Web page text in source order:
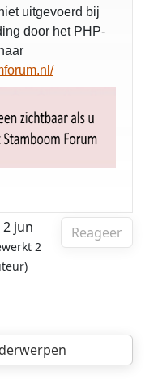
uitgevoerd bij
door het PHP-
Reageer
2 jun
2